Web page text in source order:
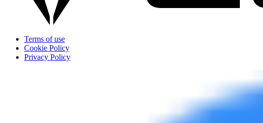
Terms of use
Cookie Policy
Privacy Policy